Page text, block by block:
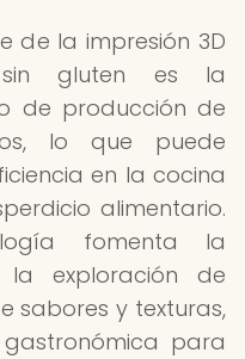
de la impresión 3D
gluten es la
de producción de
lo que puede
en la cocina
alimentario.
fomenta la
exploración de
sabores y texturas,
para